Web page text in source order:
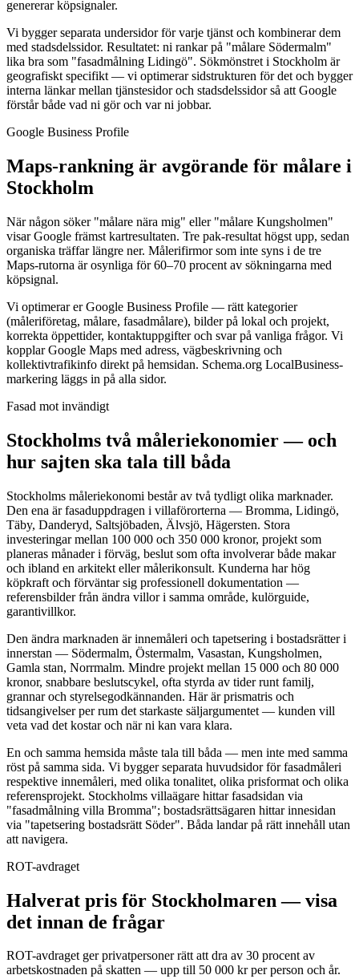
genererar köpsignaler.
Vi bygger separata undersidor för varje tjänst och kombinerar dem
med stadsdelssidor. Resultatet: ni rankar på "målare Södermalm"
lika bra som "fasadmålning Lidingö". Sökmönstret i Stockholm är
geografiskt specifikt — vi optimerar sidstrukturen för det och bygger
interna länkar mellan tjänstesidor och stadsdelssidor så att Google
förstår både vad ni gör och var ni jobbar.
Google Business Profile
Maps-rankning är avgörande för målare i
Stockholm
När någon söker "målare nära mig" eller "målare Kungsholmen"
visar Google främst kartresultaten. Tre pak-resultat högst upp, sedan
organiska träffar längre ner. Målerifirmor som inte syns i de tre
Maps-rutorna är osynliga för 60–70 procent av sökningarna med
köpsignal.
Vi optimerar er Google Business Profile — rätt kategorier
(måleriföretag, målare, fasadmålare), bilder på lokal och projekt,
korrekta öppettider, kontaktuppgifter och svar på vanliga frågor. Vi
kopplar Google Maps med adress, vägbeskrivning och
kollektivtrafikinfo direkt på hemsidan. Schema.org LocalBusiness-
markering läggs in på alla sidor.
Fasad mot invändigt
Stockholms två måleriekonomier — och
hur sajten ska tala till båda
Stockholms måleriekonomi består av två tydligt olika marknader.
Den ena är fasaduppdragen i villaförorterna — Bromma, Lidingö,
Täby, Danderyd, Saltsjöbaden, Älvsjö, Hägersten. Stora
investeringar mellan 100 000 och 350 000 kronor, projekt som
planeras månader i förväg, beslut som ofta involverar både makar
och ibland en arkitekt eller målerikonsult. Kunderna har hög
köpkraft och förväntar sig professionell dokumentation —
referensbilder från ändra villor i samma område, kulörguide,
garantivillkor.
Den ändra marknaden är innemåleri och tapetsering i bostadsrätter i
innerstan — Södermalm, Östermalm, Vasastan, Kungsholmen,
Gamla stan, Norrmalm. Mindre projekt mellan 15 000 och 80 000
kronor, snabbare beslutscykel, ofta styrda av tider runt familj,
grannar och styrelsegodkännanden. Här är prismatris och
tidsangivelser per rum det starkaste säljargumentet — kunden vill
veta vad det kostar och när ni kan vara klara.
En och samma hemsida måste tala till båda — men inte med samma
röst på samma sida. Vi bygger separata huvudsidor för fasadmåleri
respektive innemåleri, med olika tonalitet, olika prisformat och olika
referensprojekt. Stockholms villaägare hittar fasadsidan via
"fasadmålning villa Bromma"; bostadsrättsägaren hittar innesidan
via "tapetsering bostadsrätt Söder". Båda landar på rätt innehåll utan
att navigera.
ROT-avdraget
Halverat pris för Stockholmaren — visa
det innan de frågar
ROT-avdraget ger privatpersoner rätt att dra av 30 procent av
arbetskostnaden på skatten — upp till 50 000 kr per person och år.